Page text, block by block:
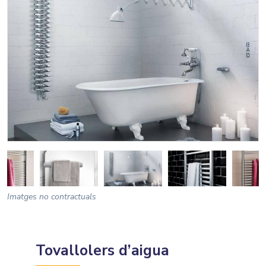
Imatges no contractuals
Tovallolers d’aigua